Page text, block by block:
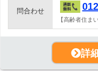
問合わせ
【高齢者住ま
詳